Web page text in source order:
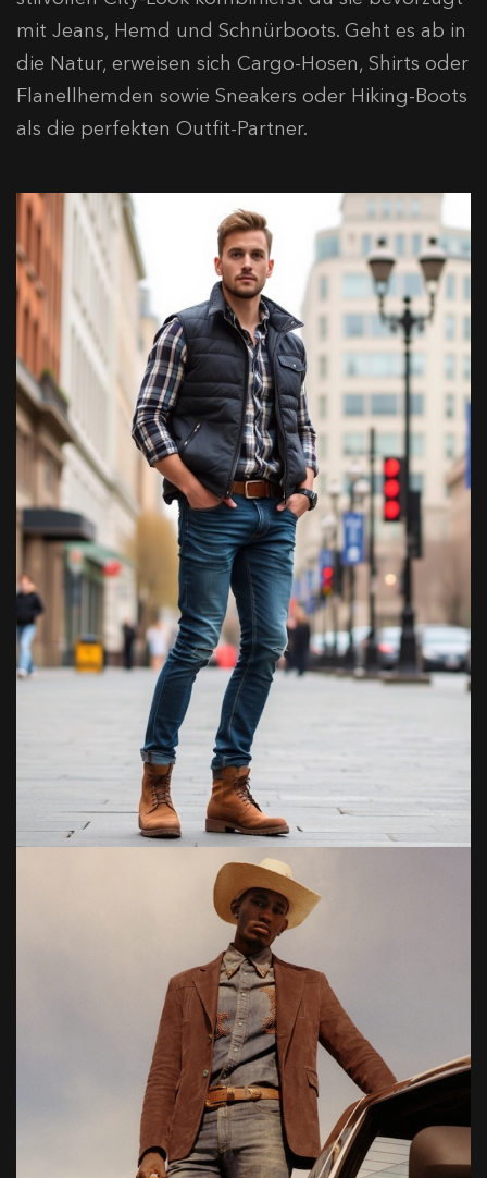
mit Jeans, Hemd und Schnürboots. Geht es ab in
die Natur, erweisen sich Cargo-Hosen, Shirts oder
Flanellhemden sowie Sneakers oder Hiking-Boots
als die perfekten Outfit-Partner.